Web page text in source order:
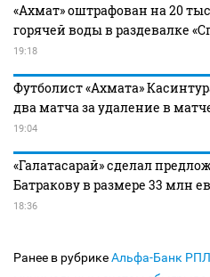
«Ахмат» оштрафован на 20
горячей воды в раздевалке
19:18
Футболист «Ахмата»
два матча за удаление в
19:04
«Галатасарай» сделал
Батракову в размере 33 млн
18:36
Ранее в рубрикеАльфа-Банк РПЛ